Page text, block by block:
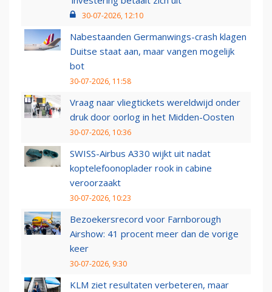
30-07-2026, 12:10
Nabestaanden Germanwings-crash klagen
Duitse staat aan, maar vangen mogelijk
bot
30-07-2026, 11:58
Vraag naar vliegtickets wereldwijd onder
druk door oorlog in het Midden-Oosten
30-07-2026, 10:36
SWISS-Airbus A330 wijkt uit nadat
koptelefoonoplader rook in cabine
veroorzaakt
30-07-2026, 10:23
Bezoekersrecord voor Farnborough
Airshow: 41 procent meer dan de vorige
keer
30-07-2026, 9:30
KLM ziet resultaten verbeteren, maar